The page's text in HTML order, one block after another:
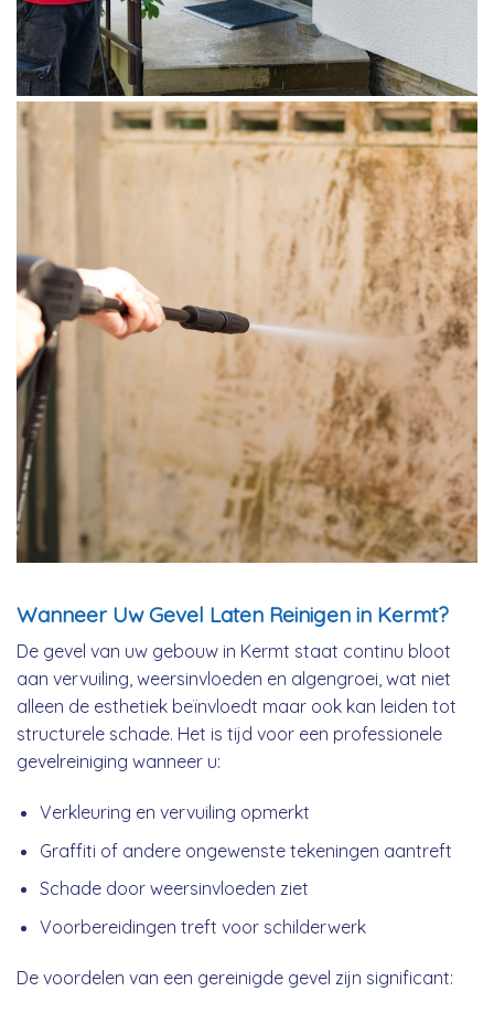
Wanneer Uw Gevel Laten Reinigen in Kermt?
De gevel van uw gebouw in Kermt staat continu bloot
aan vervuiling, weersinvloeden en algengroei, wat niet
alleen de esthetiek beïnvloedt maar ook kan leiden tot
structurele schade. Het is tijd voor een professionele
gevelreiniging wanneer u:
Verkleuring en vervuiling opmerkt
Graffiti of andere ongewenste tekeningen aantreft
Schade door weersinvloeden ziet
Voorbereidingen treft voor schilderwerk
De voordelen van een gereinigde gevel zijn significant: